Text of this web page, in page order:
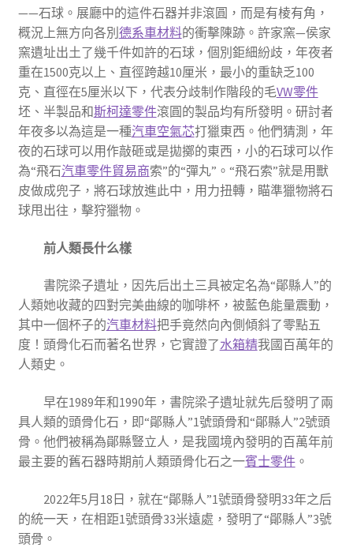
——石球。展廳中的這件石器并非滾圓，而是有棱有角，
概況上無方向各別 德系車材料的衝擊陳跡。許家窯—侯家
窯遺址出土了幾千件如許的石球，個別鉅細紛歧，年夜者
重在1500克以上、直徑跨越10厘米，最小的重缺乏100
克、直徑在5厘米以下，代表分歧制作階段的毛VW零件
坯、半製品和斯柯達零件滾圓的製品均有所發明。研討者
年夜多以為這是一種汽車空氣芯打獵東西。他們猜測，年
夜的石球可以用作敲砸或是拋擲的東西，小的石球可以作
為“飛石汽車零件貿易商索”的“彈丸”。“飛石索”就是用獸
皮做成兜子，將石球放進此中，用力扭轉，瞄準獵物將石
球甩出往，擊狩獵物。
前人類長什么樣
書院梁子遺址，因先后出土三具被定名為“鄖縣人”的
人類她收藏的四對完美曲線的咖啡杯，被藍色能量震動，
其中一個杯子的汽車材料把手竟然向內側傾斜了零點五
度！頭骨化石而著名世界，它實證了水箱精我國百萬年的
人類史。
早在1989年和1990年，書院梁子遺址就先后發明了兩
具人類的頭骨化石，即“鄖縣人”1號頭骨和“鄖縣人”2號頭
骨。他們被稱為鄖縣豎立人，是我國境內發明的百萬年前
最主要的舊石器時期前人類頭骨化石之一賓士零件。
2022年5月18日，就在“鄖縣人”1號頭骨發明33年之后
的統一天，在相距1號頭骨33米遠處，發明了“鄖縣人”3號
頭骨。